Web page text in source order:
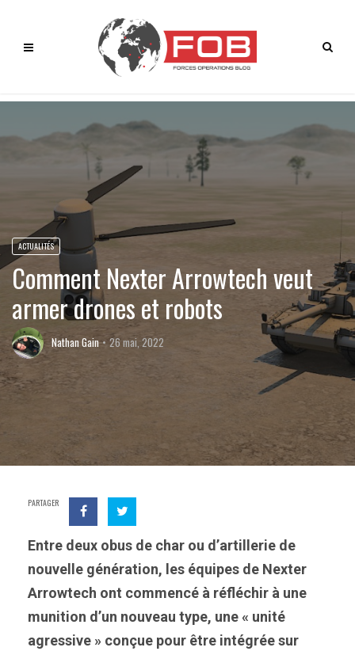
ACTUALITÉS
Comment Nexter Arrowtech veut
armer drones et robots
Nathan Gain 26 mai, 2022
PARTAGER
Entre deux obus de char ou d’artillerie de
nouvelle génération, les équipes de Nexter
Arrowtech ont commencé à réfléchir à une
munition d’un nouveau type, une « unité
agressive » conçue pour être intégrée sur